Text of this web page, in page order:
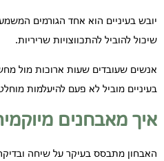
יובש בעיניים הוא אחד הגורמים
שיכול להוביל להתכווצויות שריריות.
אנשים שעובדים שעות ארוכות מול
בעיניים מוביל לא פעם להיעלמות
איך מאבחנים
האבחון מתבסס בעיקר על שיחה ובדיקה